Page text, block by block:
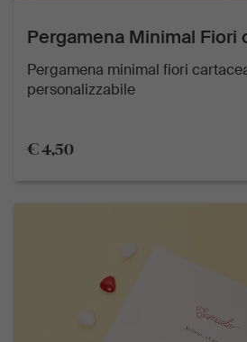
Pergamena Minimal Fiori
Pergamena minimal fiori
personalizzabile
€ 4,50